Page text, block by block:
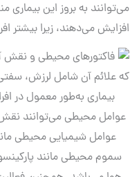
می‌توانند به بروز این بیماری
افزایش می‌دهند، زیرا بیشتر افراد مبتلا